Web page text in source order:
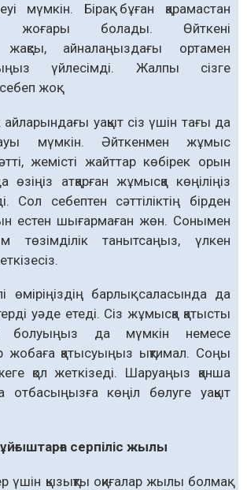
мүмкін. Бірақ бұған қарамастан
жоғары болады. Өйткені
айналаңыздағы ортамен
үйлесімді. Жалпы сізге
жоқ.
айларындағы уақыт сіз үшін тағы да
мүмкін. Әйткенмен жұмыс
жемісті жайт­тар көбірек орын
атқарған жұмысқа көңіліңіз
Сол себептен сәттіліктің бірден
естен шығармаған жөн. Сонымен
төзімділік танытсаңыз, үлкен
өміріңіздің барлық саласында да
уәде етеді. Сіз жұмысқа қатысты
болуыңыз да мүмкін немесе
жобаға қатысуыңыз ықтимал. Соңы
қол жеткізеді. Шаруаңыз қанша
көңіл бөлуге уақыт
серпіліс жылы
үшін қызықты оқиғалар жылы болмақ.